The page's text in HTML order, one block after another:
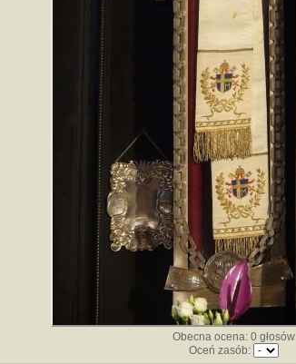
Obecna ocena: 0 głosów
Oceń zasób: